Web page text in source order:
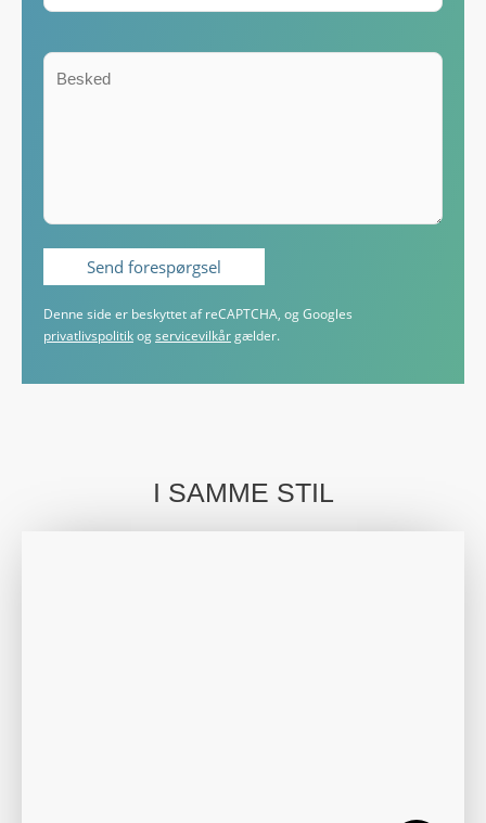
Denne side er beskyttet af reCAPTCHA, og Googles
privatlivspolitik og servicevilkår gælder.
I SAMME STIL